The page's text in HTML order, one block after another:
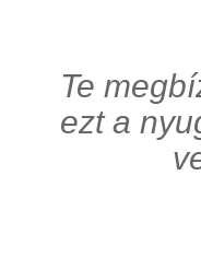
Te
ezt a